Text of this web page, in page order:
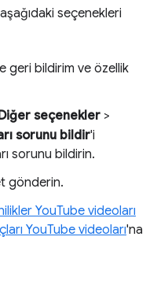
seçenekleri
geri bildirim ve özellik
seçenekler >
sorunu bildir'i
sorunu bildirin.
gönderin.
YouTube videoları
YouTube videoları'na